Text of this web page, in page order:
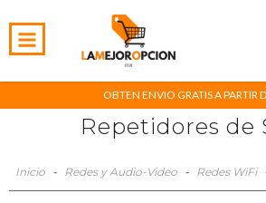
OBTEN ENVIO GRATIS A PARTIR
Repetidores de
Inicio - Redes y Audio-Video - Redes WiFi